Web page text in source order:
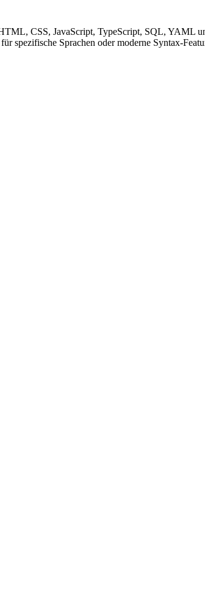
CSS, JavaScript, TypeScript, SQL, YAML
spezifische Sprachen oder moderne Syntax-